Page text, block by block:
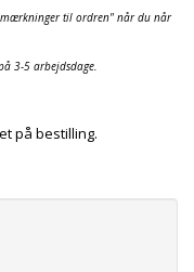
til ordren" når du når
3-5 arbejdsdage.
på bestilling.